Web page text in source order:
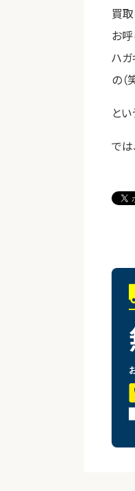
買
お
ハガ
の
と
では